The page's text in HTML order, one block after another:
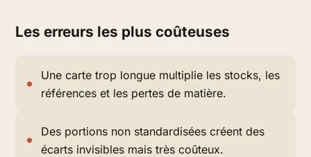
Les erreurs les plus coûteuses
Une carte trop longue multiplie les stocks, les
références et les pertes de matière.
Des portions non standardisées créent des
écarts invisibles mais très coûteux.